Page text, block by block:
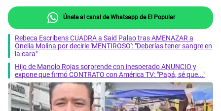
Únete al canal de Whatsapp de El Popular
Rebeca Escribens CUADRA a Said Palao tras AMENAZAR a
Onelia Molina por decirle 'MENTIROSO': "Deberías tener sangre en
la cara"
Hijo de Manolo Rojas sorprende con inesperado ANUNCIO y
expone que firmó CONTRATO con América TV: "Papá, sé que..."